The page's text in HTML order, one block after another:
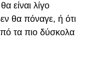
είναι λίγο
θα πόναγε, ή ότι
τα πιο δύσκολα